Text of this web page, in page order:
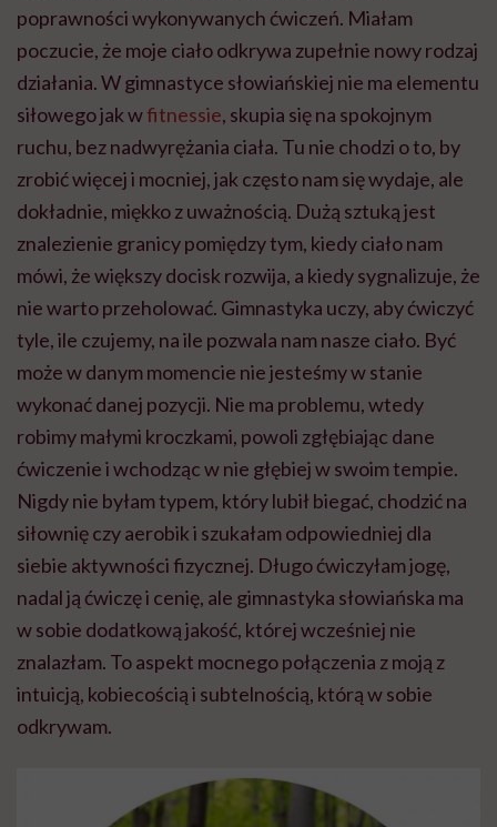
poprawności wykonywanych ćwiczeń. Miałam
poczucie, że moje ciało odkrywa zupełnie nowy rodzaj
działania. W gimnastyce słowiańskiej nie ma elementu
siłowego jak wfitnessie, skupia się na spokojnym
ruchu, bez nadwyrężania ciała. Tu nie chodzi o to, by
zrobić więcej i mocniej, jak często nam się wydaje, ale
dokładnie, miękko z uważnością. Dużą sztuką jest
znalezienie granicy pomiędzy tym, kiedy ciało nam
mówi, że większy docisk rozwija, a kiedy sygnalizuje, że
nie warto przeholować. Gimnastyka uczy, aby ćwiczyć
tyle, ile czujemy, na ile pozwala nam nasze ciało. Być
może w danym momencie nie jesteśmy w stanie
wykonać danej pozycji. Nie ma problemu, wtedy
robimy małymi kroczkami, powoli zgłębiając dane
ćwiczenie i wchodząc w nie głębiej w swoim tempie.
Nigdy nie byłam typem, który lubił biegać, chodzić na
siłownię czy aerobik i szukałam odpowiedniej dla
siebie aktywności fizycznej. Długo ćwiczyłam jogę,
nadal ją ćwiczę i cenię, ale gimnastyka słowiańska ma
w sobie dodatkową jakość, której wcześniej nie
znalazłam. To aspekt mocnego połączenia z moją z
intuicją, kobiecością i subtelnością, którą w sobie
odkrywam.